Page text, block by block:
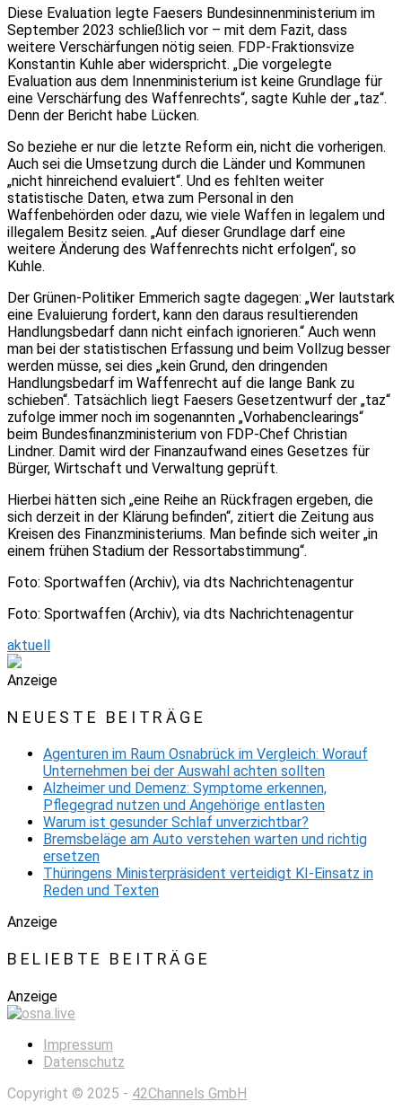
Diese Evaluation legte Faesers Bundesinnenministerium im
September 2023 schließlich vor – mit dem Fazit, dass
weitere Verschärfungen nötig seien. FDP-Fraktionsvize
Konstantin Kuhle aber widerspricht. „Die vorgelegte
Evaluation aus dem Innenministerium ist keine Grundlage für
eine Verschärfung des Waffenrechts“, sagte Kuhle der „taz“.
Denn der Bericht habe Lücken.
So beziehe er nur die letzte Reform ein, nicht die vorherigen.
Auch sei die Umsetzung durch die Länder und Kommunen
„nicht hinreichend evaluiert“. Und es fehlten weiter
statistische Daten, etwa zum Personal in den
Waffenbehörden oder dazu, wie viele Waffen in legalem und
illegalem Besitz seien. „Auf dieser Grundlage darf eine
weitere Änderung des Waffenrechts nicht erfolgen“, so
Kuhle.
Der Grünen-Politiker Emmerich sagte dagegen: „Wer lautstark
eine Evaluierung fordert, kann den daraus resultierenden
Handlungsbedarf dann nicht einfach ignorieren.“ Auch wenn
man bei der statistischen Erfassung und beim Vollzug besser
werden müsse, sei dies „kein Grund, den dringenden
Handlungsbedarf im Waffenrecht auf die lange Bank zu
schieben“. Tatsächlich liegt Faesers Gesetzentwurf der „taz“
zufolge immer noch im sogenannten „Vorhabenclearings“
beim Bundesfinanzministerium von FDP-Chef Christian
Lindner. Damit wird der Finanzaufwand eines Gesetzes für
Bürger, Wirtschaft und Verwaltung geprüft.
Hierbei hätten sich „eine Reihe an Rückfragen ergeben, die
sich derzeit in der Klärung befinden“, zitiert die Zeitung aus
Kreisen des Finanzministeriums. Man befinde sich weiter „in
einem frühen Stadium der Ressortabstimmung“.
Foto: Sportwaffen (Archiv), via dts Nachrichtenagentur
Foto: Sportwaffen (Archiv), via dts Nachrichtenagentur
aktuell
Anzeige
NEUESTE BEITRÄGE
Agenturen im Raum Osnabrück im Vergleich: Worauf
Unternehmen bei der Auswahl achten sollten
Alzheimer und Demenz: Symptome erkennen,
Pflegegrad nutzen und Angehörige entlasten
Warum ist gesunder Schlaf unverzichtbar?
Bremsbeläge am Auto verstehen warten und richtig
ersetzen
Thüringens Ministerpräsident verteidigt KI-Einsatz in
Reden und Texten
Anzeige
BELIEBTE BEITRÄGE
Anzeige
Impressum
Datenschutz
Copyright © 2025 - 42Channels GmbH